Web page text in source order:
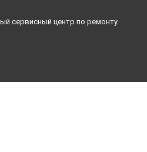
сервисный центр по ремонту